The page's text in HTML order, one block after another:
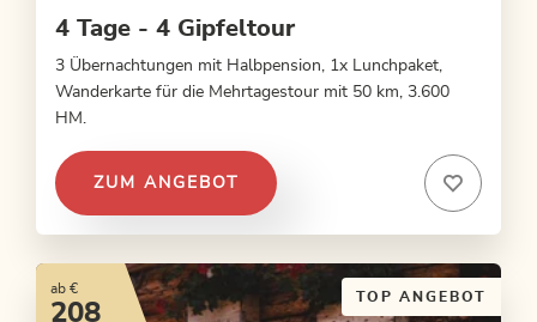
4 Tage - 4 Gipfeltour
3 Übernachtungen mit Halbpension, 1x Lunchpaket,
Wanderkarte für die Mehrtagestour mit 50 km, 3.600
HM.
ZUM ANGEBOT
ab €
208
TOP ANGEBOT